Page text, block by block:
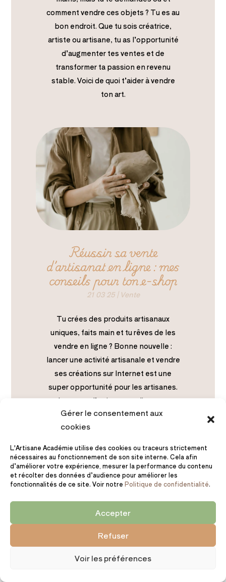
Gérer le consentement aux
cookies
L'Artisane Académie utilise des cookies ou traceurs strictement
nécessaires au fonctionnement de son site interne. Cela afin
d’améliorer votre expérience, mesurer la performance du contenu
et récolter des données d’audience pour améliorer les
fonctionnalités de ce site. Voir notre Politique de confidentialité.
Accepter
Refuser
Voir les préférences
comment vendre ces objets ? Tu es au
bon endroit. Que tu sois créatrice,
artiste ou artisane, tu as l’opportunité
d’augmenter tes ventes et de
transformer ta passion en revenu
stable. Voici de quoi t’aider à vendre
ton art.
Réussir sa vente
d’artisanat en ligne : mes
conseils pour ton e-shop
21 03 25| Vente
Tu crées des produits artisanaux
uniques, faits main et tu rêves de les
vendre en ligne ? Bonne nouvelle :
lancer une activité artisanale et vendre
ses créations sur Internet est une
super opportunité pour les artisanes.
La vente d’artisanat en ligne, ça
marche si tu sais comment faire.
Tous mes conseils
dans ta boite mail